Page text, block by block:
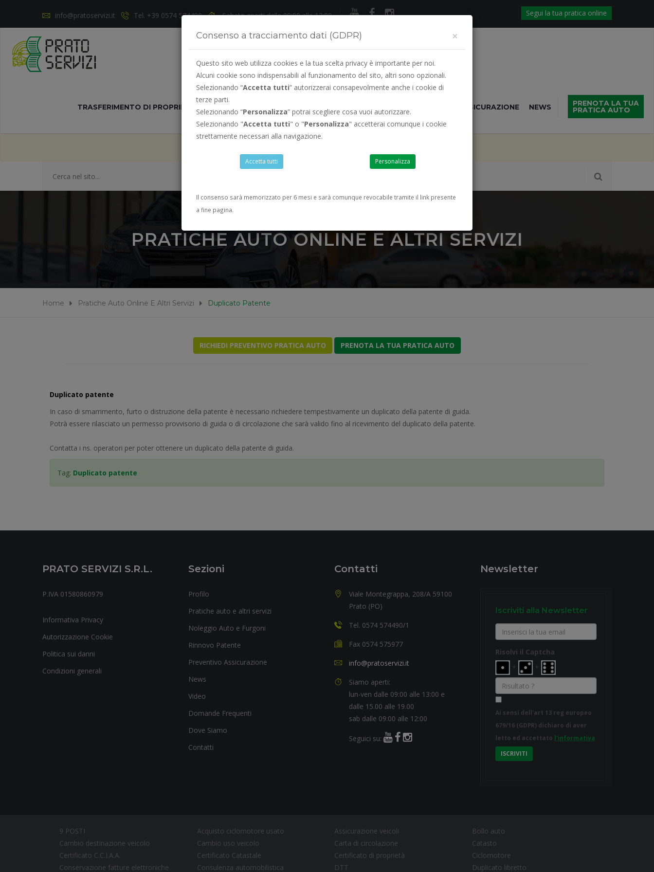
info@pratoservizi.it Tel. +39 0574 574490 Sabato aperti dalle 09:00 alle 12:00 Segui la tua pratica online
TRASFERIMENTO DI PROPRIETÀ NOLEGGIO RINNOVO PATENTE PREVENTIVO ASSICURAZIONE NEWS PRENOTA LA TUA
PRATICA AUTO
PRATICHE AUTO ONLINE E ALTRI SERVIZI
Home Pratiche Auto Online E Altri Servizi Duplicato Patente
RICHIEDI PREVENTIVO PRATICA AUTO PRENOTA LA TUA PRATICA AUTO
Duplicato patente
In caso di smarrimento, furto o distruzione della patente è necessario richiedere tempestivamente un duplicato della patente di guida.
Potrà essere rilasciato un permesso provvisorio di guida o di circolazione che sarà valido fino al ricevimento del duplicato della patente.
Contatta i ns. operatori per poter ottenere un duplicato della patente di guida.
Tag: Duplicato patente
PRATO SERVIZI S.r.l.
P.IVA 01580860979
Informativa Privacy
Autorizzazione Cookie
Politica sui danni
Condizioni generali
Sezioni
Profilo
Pratiche auto e altri servizi
Noleggio Auto e Furgoni
Rinnovo Patente
Preventivo Assicurazione
News
Video
Domande Frequenti
Dove Siamo
Contatti
Contatti
Viale Montegrappa, 208/A 59100
Prato (PO)
Tel. 0574 574490/1
Fax 0574 575977
info@pratoservizi.it
Siamo aperti:
lun-ven dalle 09:00 alle 13:00 e
dalle 15.00 alle 19.00
sab dalle 09:00 alle 12:00
Seguici su:
Newsletter
Iscriviti alla Newsletter
Risolvi il Captcha
+
+
Ai sensi dell'art 13 reg europeo
679/16 (GDPR) dichiaro di aver
letto ed accettato l'informativa
ISCRIVITI
9 POSTI Acquisto ciclomotore usato Assicurazione veicoli
Bollo auto
Cambio destinazione veicolo
Cambio uso veicolo Carta di circolazione
Catasto
Certificato C.C.I.A.A.
Certificato Catastale Certificato di proprietà
Ciclomotore
Conservazione fatture elettroniche
Consulenza automobilistica DTT Duplicato libretto
Consenso a tracciamento dati (GDPR) ×
Questo sito web utilizza cookies e la tua scelta privacy è importante per noi.
Alcuni cookie sono indispensabili al funzionamento del sito, altri sono opzionali.
Selezionando “Accetta tutti” autorizzerai consapevolmente anche i cookie di
terze parti.
Selezionando “Personalizza” potrai scegliere cosa vuoi autorizzare.
Selezionando "Accetta tutti" o "Personalizza" accetterai comunque i cookie
strettamente necessari alla navigazione.
Accetta tutti Personalizza
Il consenso sarà memorizzato per 6 mesi e sarà comunque revocabile tramite il link presente
a fine pagina.